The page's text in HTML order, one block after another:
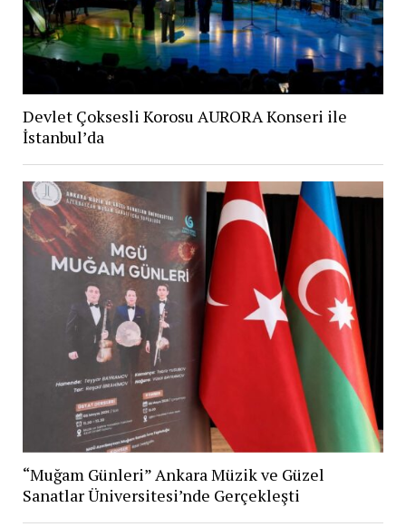
Devlet Çoksesli Korosu AURORA Konseri ile
İstanbul’da
“Muğam Günleri” Ankara Müzik ve Güzel
Sanatlar Üniversitesi’nde Gerçekleşti